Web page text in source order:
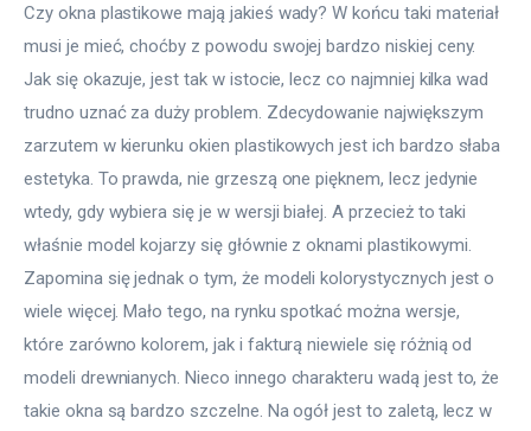
Czy okna plastikowe mają jakieś wady? W końcu taki materiał
musi je mieć, choćby z powodu swojej bardzo niskiej ceny.
Jak się okazuje, jest tak w istocie, lecz co najmniej kilka wad
trudno uznać za duży problem. Zdecydowanie największym
zarzutem w kierunku okien plastikowych jest ich bardzo słaba
estetyka. To prawda, nie grzeszą one pięknem, lecz jedynie
wtedy, gdy wybiera się je w wersji białej. A przecież to taki
właśnie model kojarzy się głównie z oknami plastikowymi.
Zapomina się jednak o tym, że modeli kolorystycznych jest o
wiele więcej. Mało tego, na rynku spotkać można wersje,
które zarówno kolorem, jak i fakturą niewiele się różnią od
modeli drewnianych. Nieco innego charakteru wadą jest to, że
takie okna są bardzo szczelne. Na ogół jest to zaletą, lecz w